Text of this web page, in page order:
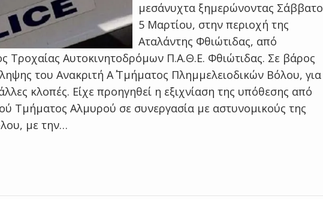
μεσάνυχτα ξημερώνοντας Σάββατο
5 Μαρτίου, στην περιοχή της
Αταλάντης Φθιώτιδας, από
Τροχαίας Αυτοκινητοδρόμων Π.Α.Θ.Ε. Φθιώτιδας. Σε βάρος
του Ανακριτή Α΄ Τμήματος Πλημμελειοδικών Βόλου, για
κλοπές. Είχε προηγηθεί η εξιχνίαση της υπόθεσης από
Τμήματος Αλμυρού σε συνεργασία με αστυνομικούς της
με την…